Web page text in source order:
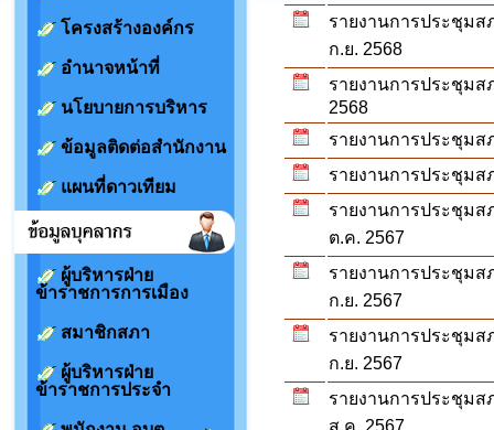
โครงสร้างองค์กร
อำนาจหน้าที่
นโยบายการบริหาร
ข้อมูลติดต่อสำนักงาน
แผนที่ดาวเทียม
ผู้บริหารฝ่าย
ข้าราชการการเมือง
สมาชิกสภา
ผู้บริหารฝ่าย
ข้าราชการประจำ
รายงานการประชุม
ก.ย. 2568
รายงานการประชุม
2568
รายงานการประชุม
รายงานการประชุม
รายงานการประชุม
ต.ค. 2567
รายงานการประชุม
ก.ย. 2567
รายงานการประชุม
ก.ย. 2567
รายงานการประชุม
ส.ค. 2567